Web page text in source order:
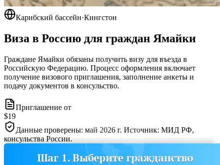
Карибский бассейн·Кингстон
Виза в Россию для граждан Ямайки
Граждане Ямайки обязаны получить визу для въезда в
Российскую Федерацию. Процесс оформления включает
получение визового приглашения, заполнение анкеты и
подачу документов в консульство.
Приглашение от
$19
Данные проверены: май 2026 г. Источник: МИД РФ,
консульства России.
Шаг 1. Выберите гражданство